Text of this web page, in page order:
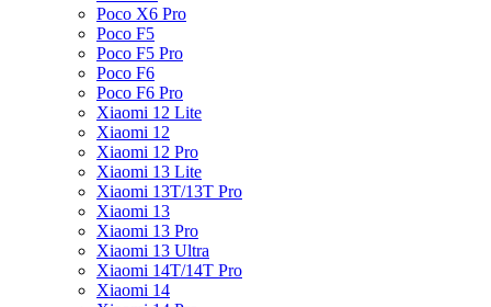
Poco X6 Pro
Poco F5
Poco F5 Pro
Poco F6
Poco F6 Pro
Xiaomi 12 Lite
Xiaomi 12
Xiaomi 12 Pro
Xiaomi 13 Lite
Xiaomi 13T/13T Pro
Xiaomi 13
Xiaomi 13 Pro
Xiaomi 13 Ultra
Xiaomi 14T/14T Pro
Xiaomi 14